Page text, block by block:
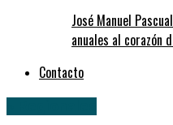
José Manuel
anuales al corazón
Contacto